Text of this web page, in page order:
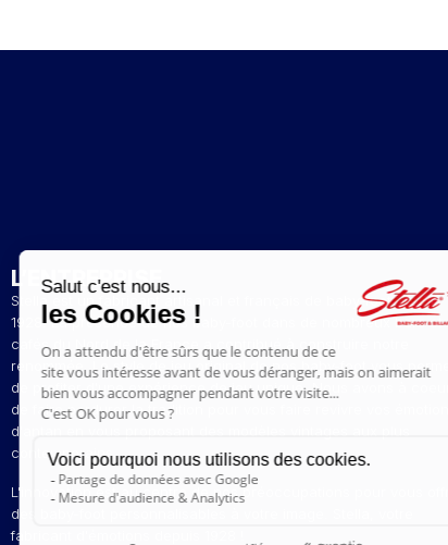
L’ENTREPRISE
Stella est un fabricant artisanal et français de baby-foot depuis
1928. La présence de nos baby-foot dans de nombreux bars et
cafés du Nord de la France a contribué à construire notre
renommée. Le style de jeu original de nos baby-foot vous permet
de profiter d'une expérience de jeu unique. Nous avons à coeur
de faire perdurer la tradition pour vous faire revivre vos émotions
d'antan en vous proposant des modèles vintages aux plus
contemporains.
L'innovation est au centre de nos préoccupations pour vous
des baby-foot personnalisables à votre image. Stella, votre
fabricant d'émotions depuis 1928 !